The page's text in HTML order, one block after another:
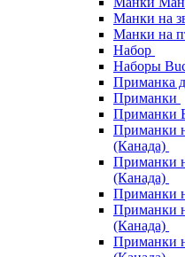
Манки на
Манки на
Набор
Наборы
Приманка
Приманки
Приманки
Приманки
(Канада)
Приманки
(Канада)
Приманки
Приманки
(Канада)
Приманки